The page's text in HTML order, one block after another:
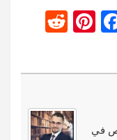
F
ce
o
Pi
er
t
d
t
في